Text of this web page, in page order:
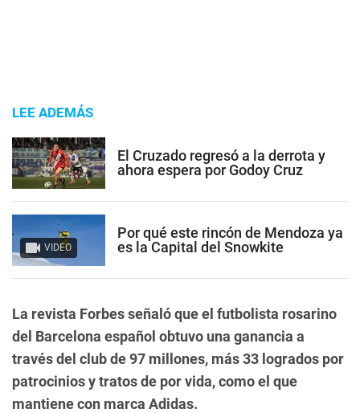
LEE ADEMÁS
El Cruzado regresó a la derrota y
ahora espera por Godoy Cruz
VIDEO
Por qué este rincón de Mendoza ya
es la Capital del Snowkite
La revista Forbes señaló que el futbolista rosarino
del Barcelona español obtuvo una ganancia a
través del club de 97 millones, más 33 logrados por
patrocinios y tratos de por vida, como el que
mantiene con marca Adidas.